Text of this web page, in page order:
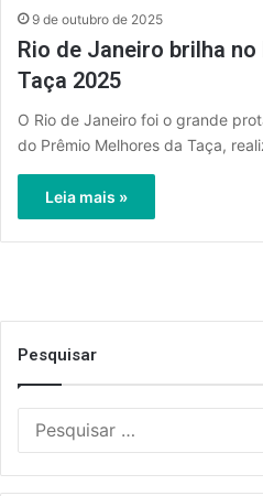
9 de outubro de 2025
Rio de Janeiro brilha
Taça 2025
O Rio de Janeiro foi o grande
do Prêmio Melhores da Taça,
Leia mais »
Pesquisar